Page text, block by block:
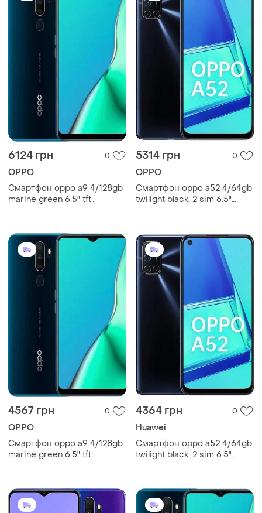
6124 грн 0
OPPO
Смартфон oppo a9 4/128gb
marine green 6.5" tft
5314 грн 0
OPPO
Смартфон oppo a52 4/64gb
twilight black, 2 sim 6.5"
4567 грн 0
OPPO
Смартфон oppo a9 4/128gb
marine green 6.5" tft
4364 грн 0
Huawei
Смартфон oppo a52 4/64gb
twilight black, 2 sim 6.5"